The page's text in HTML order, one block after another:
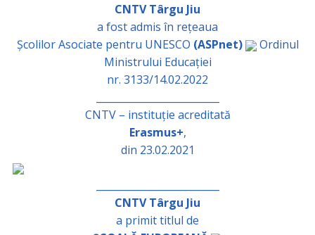
CNTV Târgu Jiu
a fost admis în rețeaua
Școlilor Asociate pentru UNESCO (ASPnet)
Ordinul
Ministrului Educației
nr. 3133/14.02.2022
CNTV – instituție acreditată
Erasmus+,
din 23.02.2021
CNTV Târgu Jiu
a primit titlul de